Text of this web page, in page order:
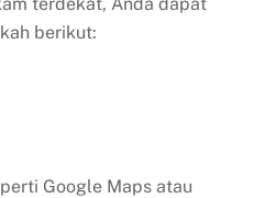
berikut:
Google Maps atau